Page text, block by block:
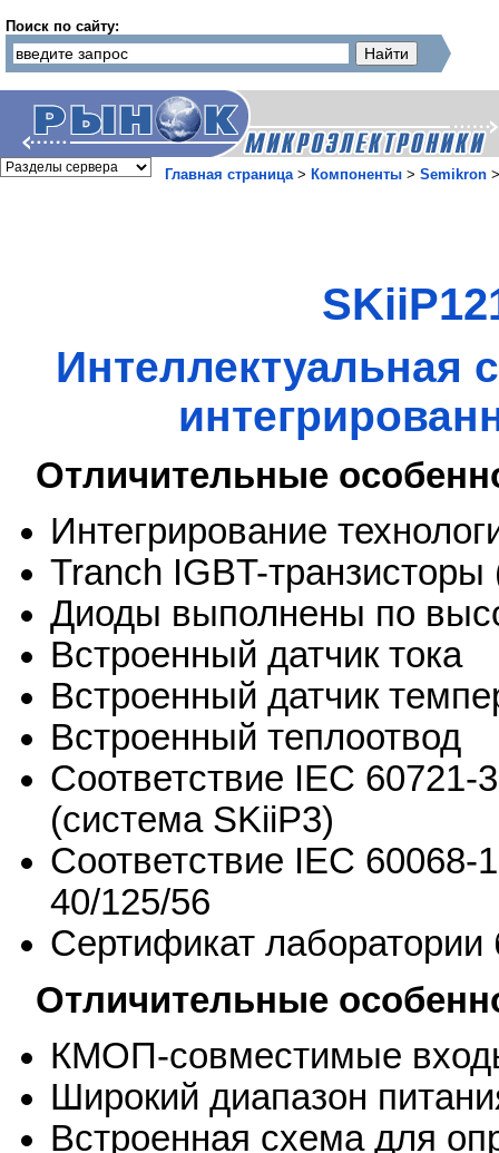
Поиск по сайту:
Главная страница> Компоненты > Semikron
Интеллектуальная
Отличительные
Интегрирование
Tranch IGBT-
Диоды выполнены по
Встроенный датчик тока
Встроенный датчик
Встроенный теплоотвод
Соответствие IEC 60721-
(система SKiiP3)
Соответствие IEC 60068-
40/125/56
Сертификат лаборатории
Отличительные
КМОП-совместимые
Широкий диапазон
Встроенная схема для